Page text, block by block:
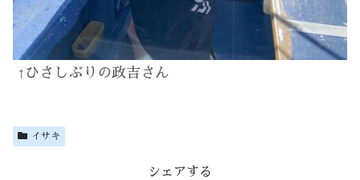
↑ひさしぶりの政吉さん
イサキ
シェアする